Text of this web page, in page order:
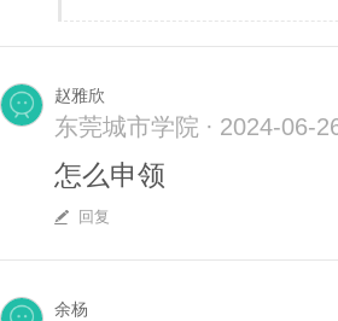
赵雅欣
东莞城市学院 · 2024-06-
怎么申领
回复
余杨